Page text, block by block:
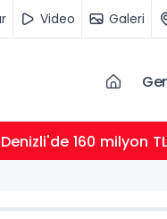
Video Galeri
Denizli'de 160 milyon